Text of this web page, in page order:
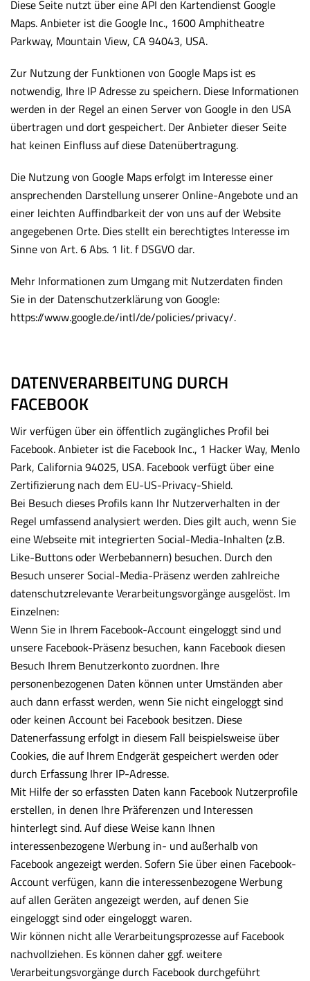
Diese Seite nutzt über eine API den Kartendienst Google
Maps. Anbieter ist die Google Inc., 1600 Amphitheatre
Parkway, Mountain View, CA 94043, USA.
Zur Nutzung der Funktionen von Google Maps ist es
notwendig, Ihre IP Adresse zu speichern. Diese Informationen
werden in der Regel an einen Server von Google in den USA
übertragen und dort gespeichert. Der Anbieter dieser Seite
hat keinen Einfluss auf diese Datenübertragung.
Die Nutzung von Google Maps erfolgt im Interesse einer
ansprechenden Darstellung unserer Online-Angebote und an
einer leichten Auffindbarkeit der von uns auf der Website
angegebenen Orte. Dies stellt ein berechtigtes Interesse im
Sinne von Art. 6 Abs. 1 lit. f DSGVO dar.
Mehr Informationen zum Umgang mit Nutzerdaten finden
Sie in der Datenschutzerklärung von Google:
https://www.google.de/intl/de/policies/privacy/.
DATENVERARBEITUNG DURCH
FACEBOOK
Wir verfügen über ein öffentlich zugängliches Profil bei
Facebook. Anbieter ist die Facebook Inc., 1 Hacker Way, Menlo
Park, California 94025, USA. Facebook verfügt über eine
Zertifizierung nach dem EU-US-Privacy-Shield.
Bei Besuch dieses Profils kann Ihr Nutzerverhalten in der
Regel umfassend analysiert werden. Dies gilt auch, wenn Sie
eine Webseite mit integrierten Social-Media-Inhalten (z.B.
Like-Buttons oder Werbebannern) besuchen. Durch den
Besuch unserer Social-Media-Präsenz werden zahlreiche
datenschutzrelevante Verarbeitungsvorgänge ausgelöst. Im
Einzelnen:
Wenn Sie in Ihrem Facebook-Account eingeloggt sind und
unsere Facebook-Präsenz besuchen, kann Facebook diesen
Besuch Ihrem Benutzerkonto zuordnen. Ihre
personenbezogenen Daten können unter Umständen aber
auch dann erfasst werden, wenn Sie nicht eingeloggt sind
oder keinen Account bei Facebook besitzen. Diese
Datenerfassung erfolgt in diesem Fall beispielsweise über
Cookies, die auf Ihrem Endgerät gespeichert werden oder
durch Erfassung Ihrer IP-Adresse.
Mit Hilfe der so erfassten Daten kann Facebook Nutzerprofile
erstellen, in denen Ihre Präferenzen und Interessen
hinterlegt sind. Auf diese Weise kann Ihnen
interessenbezogene Werbung in- und außerhalb von
Facebook angezeigt werden. Sofern Sie über einen Facebook-
Account verfügen, kann die interessenbezogene Werbung
auf allen Geräten angezeigt werden, auf denen Sie
eingeloggt sind oder eingeloggt waren.
Wir können nicht alle Verarbeitungsprozesse auf Facebook
nachvollziehen. Es können daher ggf. weitere
Verarbeitungsvorgänge durch Facebook durchgeführt